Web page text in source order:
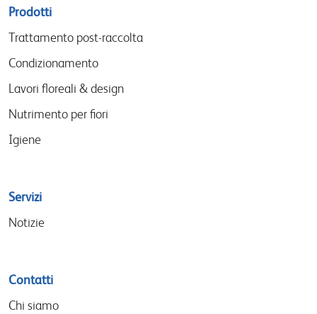
Sitemap
menu
Prodotti
Trattamento post-raccolta
Condizionamento
Lavori floreali & design
Nutrimento per fiori
Igiene
Servizi
Notizie
Contatti
Chi siamo